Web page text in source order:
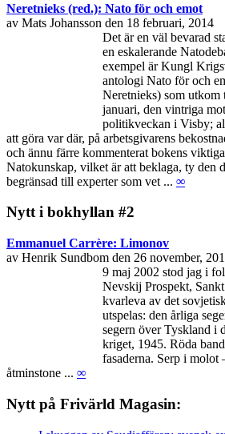
Neretnieks (red.): Nato för och emot
av Mats Johansson den 18 februari, 2014
Det är en väl bevarad
en eskalerande
exempel är Kungl
antologi Nato för och
Neretnieks) som utkom
januari, den vintriga
politikveckan i Visby;
att göra var där, på arbetsgivarens
och ännu färre kommenterat bokens
Natokunskap, vilket är att beklaga, ty den
begränsad till experter som vet ... ∞
Nytt i bokhyllan #2
Emmanuel Carrère: Limonov
av Henrik Sundbom den 26 november,
9 maj 2002 stod jag i
Nevskij Prospekt,
kvarleva av det
utspelas: den årliga
segern över Tyskland i
kriget, 1945. Röda
fasaderna. Serp i molot
åtminstone ... ∞
Nytt på Frivärld Magasin: